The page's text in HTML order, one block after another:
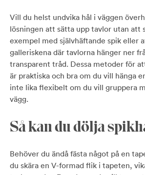
Vill du helst undvika hål i väggen
lösningen att sätta upp tavlor utan att
exempel med självhäftande spik eller
galleriskena där tavlorna hänger ner
transparent tråd. Dessa metoder för
är praktiska och bra om du vill hänga
inte lika flexibelt om du vill gruppera
vägg.
Så kan du dölja
Behöver du ändå fästa något på en
du skära en V-formad flik i tapeten,